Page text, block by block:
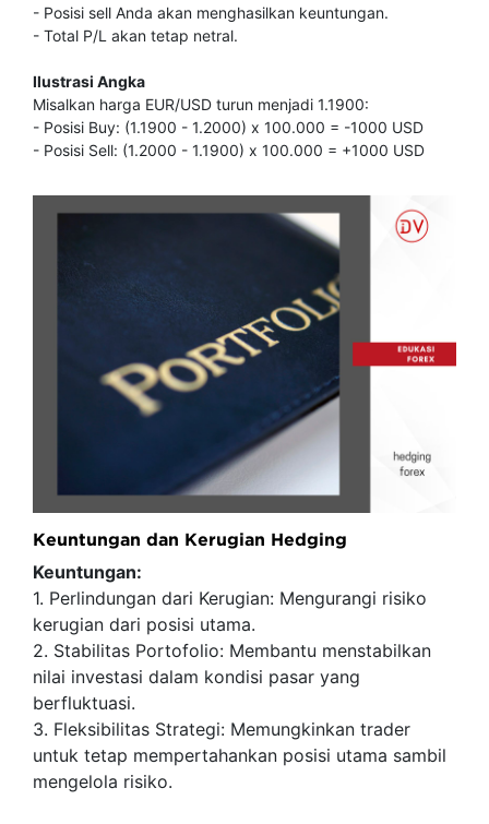
- Posisi sell Anda akan menghasilkan keuntungan.
- Total P/L akan tetap netral.
Ilustrasi Angka
Misalkan harga EUR/USD turun menjadi 1.1900:
- Posisi Buy: (1.1900 - 1.2000) x 100.000 = -1000 USD
- Posisi Sell: (1.2000 - 1.1900) x 100.000 = +1000 USD
Keuntungan dan Kerugian Hedging
Keuntungan:
1. Perlindungan dari Kerugian: Mengurangi risiko
kerugian dari posisi utama.
2. Stabilitas Portofolio: Membantu menstabilkan
nilai investasi dalam kondisi pasar yang
berfluktuasi.
3. Fleksibilitas Strategi: Memungkinkan trader
untuk tetap mempertahankan posisi utama sambil
mengelola risiko.